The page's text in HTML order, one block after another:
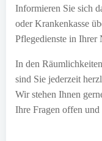
Informieren Sie sich
oder Krankenkasse
Pflegedienste in Ihrer
In den
sind Sie jederzeit
Wir stehen Ihnen
Ihre Fragen offen und